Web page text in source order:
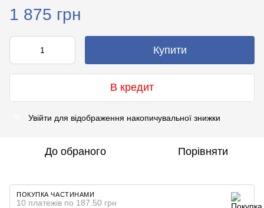
1 875 грн
Купити
В кредит
Увійти для відображення накопичувальної знижки
До обраного Порівняти
ПОКУПКА ЧАСТИНАМИ
10 платежів по 187.50 грн